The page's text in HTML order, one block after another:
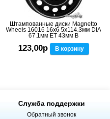
Штампованные диски Magnetto
Wheels 16016 16x6 5x114.3мм DIA
67.1мм ET 43мм B
123,00р В корзину
Служба поддержки
Обратный звонок